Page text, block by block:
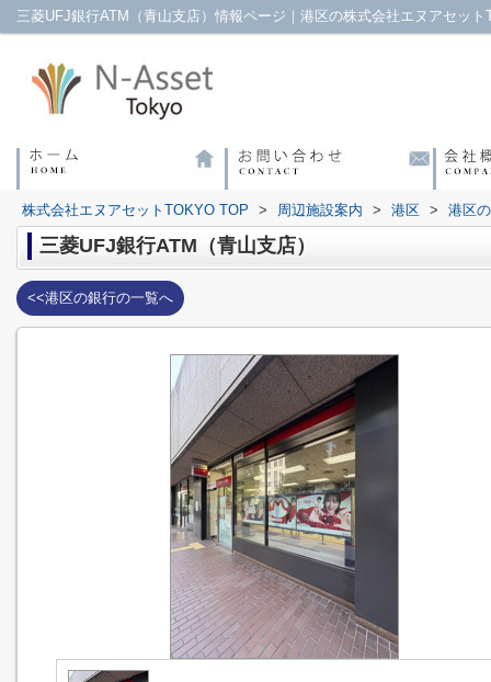
三菱UFJ銀行ATM（青山支店）情報ページ｜港区の株式会社エヌアセット
株式会社エヌアセットTOKYO TOP > 周辺施設案内 > 港区 > 港区
三菱UFJ銀行ATM（青山支店）
<<港区の銀行の一覧へ